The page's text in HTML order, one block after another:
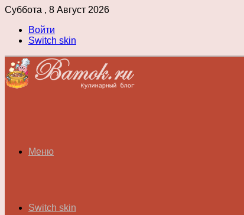
Суббота , 8 Август 2026
Войти
Switch skin
Меню
Switch skin